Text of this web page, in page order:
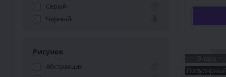
Серый 1
Черный 6
Рисунок
Абстракция 1
Популярный